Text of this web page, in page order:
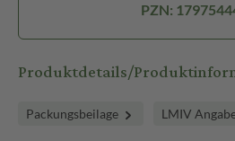
PZN:
Produktdetails/
Packungsbeilage LMIV